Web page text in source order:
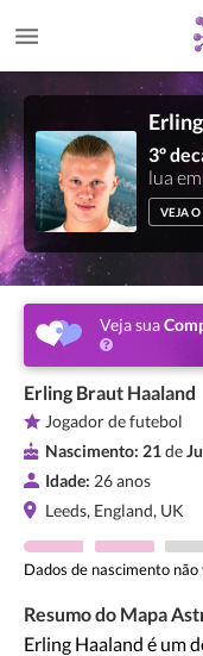
3º
lua em
VEJA
Veja sua
Erling Braut Haaland
Jogador de futebol
Nascimento: 21de
Idade: 26 anos
Leeds, England, UK
Dados de nascimento não
Resumo do Mapa
Erling Haaland é um